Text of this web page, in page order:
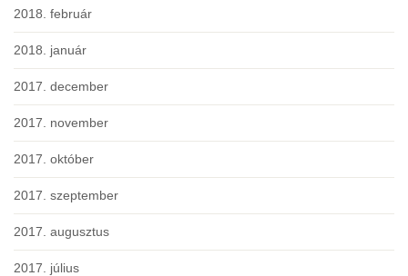
2018. február
2018. január
2017. december
2017. november
2017. október
2017. szeptember
2017. augusztus
2017. július